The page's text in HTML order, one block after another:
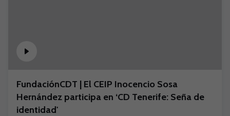
FundaciónCDT | El CEIP Inocencio Sosa
Hernández participa en ‘CD Tenerife: Seña de
identidad'